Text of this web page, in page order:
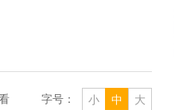
小 中 大
字号：